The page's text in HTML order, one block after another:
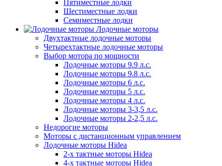
Пятиместные лодки
Шестиместные лодки
Семиместные лодки
Лодочные моторы
Двухтактные лодочные моторы
Четырехтактные лодочные моторы
Выбор мотора по мощности
Лодочные моторы 9.9 л.с.
Лодочные моторы 9.8 л.с.
Лодочные моторы 6 л.с.
Лодочные моторы 5 л.с.
Лодочные моторы 4 л.с.
Лодочные моторы 3-3,5 л.с.
Лодочные моторы 2-2,5 л.с.
Недорогие моторы
Моторы с дистанционным управлением
Лодочные моторы Hidea
2-х тактные моторы Hidea
4-х тактные моторы Hidea